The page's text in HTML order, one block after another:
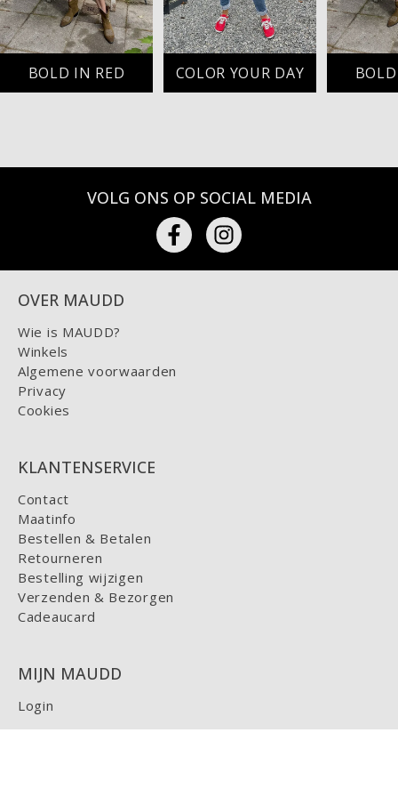
BOLD IN RED COLOR YOUR DAY
VOLG ONS OP SOCIAL MEDIA
OVER MAUDD
Wie is MAUDD?
Winkels
Algemene voorwaarden
Privacy
Cookies
KLANTENSERVICE
Contact
Maatinfo
Bestellen & Betalen
Retourneren
Bestelling wijzigen
Verzenden & Bezorgen
Cadeaucard
MIJN MAUDD
Login